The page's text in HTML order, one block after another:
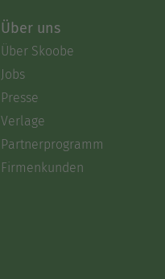
Über uns
Über Skoobe
Jobs
Presse
Verlage
Partnerprogramm
Firmenkunden